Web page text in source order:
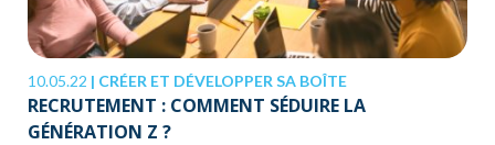
10.05.22 | CRÉER ET DÉVELOPPER SA BOÎTE
RECRUTEMENT : COMMENT SÉDUIRE LA
GÉNÉRATION Z ?